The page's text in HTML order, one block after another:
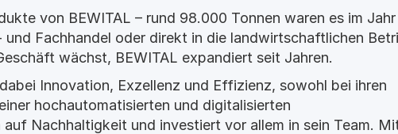
von BEWITAL – rund 98.000 Tonnen waren es im Jahr
Fachhandel oder direkt in die landwirtschaftlichen
wächst, BEWITAL expandiert seit Jahren.
Innovation, Exzellenz und Effizienz, sowohl bei ihren
hochautomatisierten und digitalisierten
Nachhaltigkeit und investiert vor allem in sein Team.